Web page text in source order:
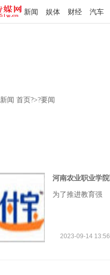
新闻 娱体 财经 汽车
新闻 首页 ?>?要闻
河南农业职业学
为了推进教育强
2023-09-14